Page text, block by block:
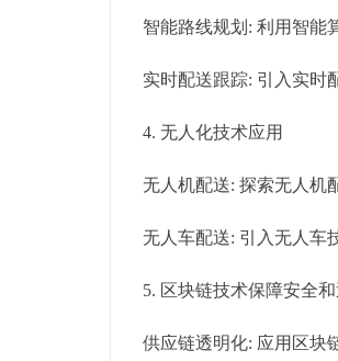
智能路线规划: 利用智能
实时配送跟踪: 引入实时
4. 无人化技术应用
无人机配送: 探索无人机
无人车配送: 引入无人车
5. 区块链技术保障安全
供应链透明化: 应用区块